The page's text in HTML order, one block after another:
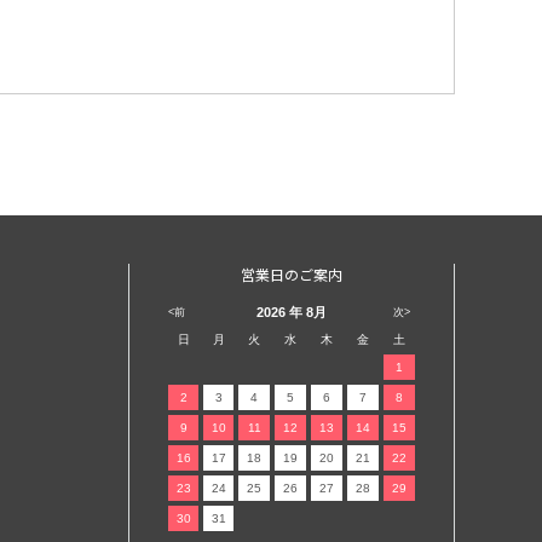
営業日のご案内
<前 次>
2026 年 8月
日 月 火 水 木 金 土
1
2 3 4 5 6 7 8
9 10 11 12 13 14 15
16 17 18 19 20 21 22
23 24 25 26 27 28 29
30 31